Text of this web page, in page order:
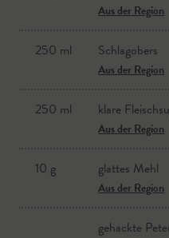
Aus der Region
250 ml Schlagobers
Aus der Region
250 ml klare
Aus der Region
10 g glattes Mehl
Aus der Region
gehackte
Milch
Butter
Salz
Kohlrabi
Karfiol
Salz